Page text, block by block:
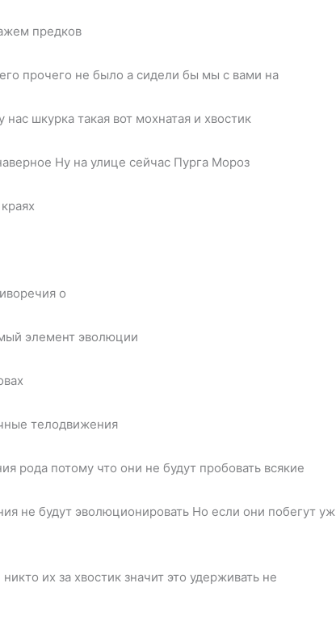
предков
прочего не было а сидели бы мы с вами на
шкурка такая вот мохнатая и хвостик
Ну на улице сейчас Пурга Мороз
о
элемент эволюции
телодвижения
рода потому что они не будут пробовать всякие
не будут эволюционировать Но если они побегут уж
их за хвостик значит это удерживать не